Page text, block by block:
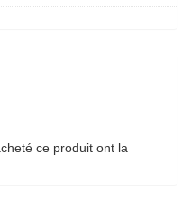
ce produit ont la